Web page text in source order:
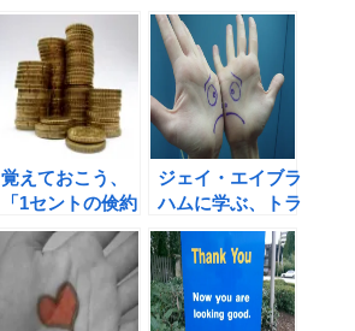
もの、どう退治す
ればよいのか？
クラテス式問答法
覚えておこう、
「1セントの倹約
は、1セントの稼
ぎだ」という事実
ジェイ・エイブラ
ハムに学ぶ、トラ
ブルを目の前にし
た時の解決法